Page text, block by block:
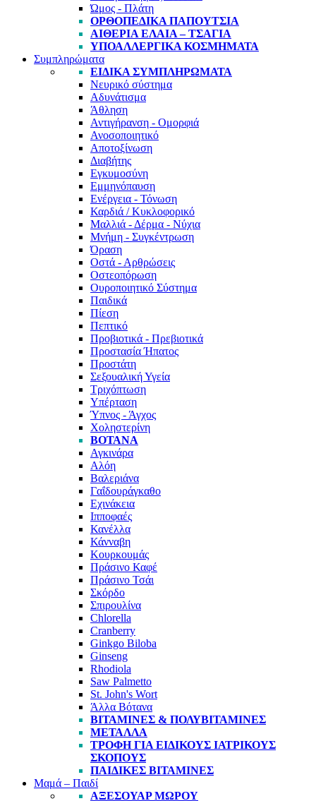
Ώμος - Πλάτη
ΟΡΘΟΠΕΔΙΚΆ ΠΑΠΟΎΤΣΙΑ
ΑΙΘΈΡΙΑ ΈΛΑΙΑ – ΤΣΆΓΙΑ
ΥΠΟΑΛΛΕΡΓΙΚΆ ΚΟΣΜΉΜΑΤΑ
Συμπληρώματα
ΕΙΔΙΚΆ ΣΥΜΠΛΗΡΏΜΑΤΑ
Νευρικό σύστημα
Αδυνάτισμα
Άθληση
Αντιγήρανση - Ομορφιά
Ανοσοποιητικό
Αποτοξίνωση
Διαβήτης
Εγκυμοσύνη
Εμμηνόπαυση
Ενέργεια - Τόνωση
Καρδιά / Κυκλοφορικό
Μαλλιά - Δέρμα - Νύχια
Μνήμη - Συγκέντρωση
Όραση
Οστά - Αρθρώσεις
Οστεοπόρωση
Ουροποιητικό Σύστημα
Παιδικά
Πίεση
Πεπτικό
Προβιοτικά - Πρεβιοτικά
Προστασία Ήπατος
Προστάτη
Σεξουαλική Υγεία
Τριχόπτωση
Υπέρταση
Ύπνος - Άγχος
Χοληστερίνη
ΒΌΤΑΝΑ
Αγκινάρα
Αλόη
Βαλεριάνα
Γαΐδουράγκαθο
Εχινάκεια
Ιπποφαές
Κανέλλα
Κάνναβη
Κουρκουμάς
Πράσινο Καφέ
Πράσινο Τσάι
Σκόρδο
Σπιρουλίνα
Chlorella
Cranberry
Ginkgo Biloba
Ginseng
Rhodiola
Saw Palmetto
St. John's Wort
Άλλα Βότανα
ΒΙΤΑΜΊΝΕΣ & ΠΟΛΥΒΙΤΑΜΊΝΕΣ
ΜΈΤΑΛΛΑ
ΤΡΟΦΉ ΓΙΑ ΕΙΔΙΚΟΎΣ ΙΑΤΡΙΚΟΎΣ
ΣΚΟΠΟΎΣ
ΠΑΙΔΙΚΈΣ ΒΙΤΑΜΊΝΕΣ
Μαμά – Παιδί
ΑΞΕΣΟΥΆΡ ΜΩΡΟΎ